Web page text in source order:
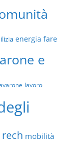
energia fare
e
lavoro
mobilità